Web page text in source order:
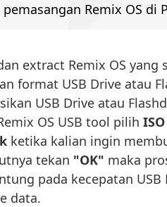
pemasangan Remix OS di
extract Remix OS
format USB Drive atau
USB Drive atau
OS USB tool pilih
ketika kalian ingin
tekan "OK" maka
pada kecepatan
data.